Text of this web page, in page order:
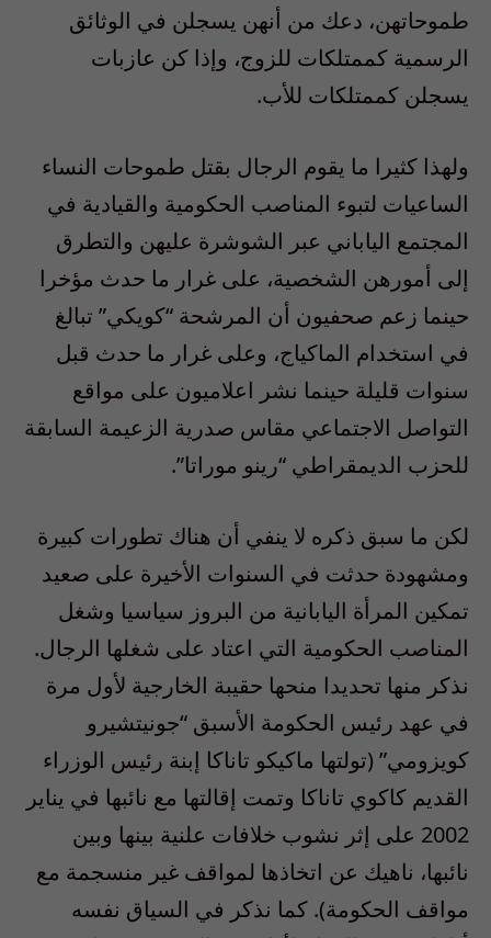
طموحاتهن، دعك من أنهن يسجلن في الوثائق
الرسمية كممتلكات للزوج، وإذا كن عازبات
يسجلن كممتلكات للأب.
ولهذا كثيرا ما يقوم الرجال بقتل طموحات النساء
الساعيات لتبوء المناصب الحكومية والقيادية في
المجتمع الياباني عبر الشوشرة عليهن والتطرق
إلى أمورهن الشخصية، على غرار ما حدث مؤخرا
حينما زعم صحفيون أن المرشحة “كويكي” تبالغ
في استخدام الماكياج، وعلى غرار ما حدث قبل
سنوات قليلة حينما نشر اعلاميون على مواقع
التواصل الاجتماعي مقاس صدرية الزعيمة السابقة
للحزب الديمقراطي “رينو موراتا”.
لكن ما سبق ذكره لا ينفي أن هناك تطورات كبيرة
ومشهودة حدثت في السنوات الأخيرة على صعيد
تمكين المرأة اليابانية من البروز سياسيا وشغل
المناصب الحكومية التي اعتاد على شغلها الرجال.
نذكر منها تحديدا منحها حقيبة الخارجية لأول مرة
في عهد رئيس الحكومة الأسبق “جونيتشيرو
كويزومي” (تولتها ماكيكو تاناكا إبنة رئيس الوزراء
القديم كاكوي تاناكا وتمت إقالتها مع نائبها في يناير
2002 على إثر نشوب خلافات علنية بينها وبين
نائبها، ناهيك عن اتخاذها لمواقف غير منسجمة مع
مواقف الحكومة). كما نذكر في السياق نفسه